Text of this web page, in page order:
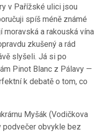
v Pařížské ulici jsou
spíš méně známé
moravská a rakouská vína
zkušený a rád
slyšeli. Já si po
Pinot Blanc z Pálavy —
k debatě o tom, co
Myšák (Vodičkova
podvečer obvykle bez